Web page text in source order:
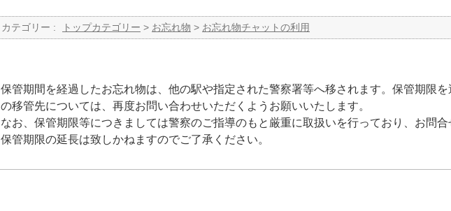
カテゴリー : トップカテゴリー > お忘れ物 > お忘れ物チャットの利用
保管期間を経過したお忘れ物は、他の駅や指定された警察署等へ移されます。保管期限
の移管先については、再度お問い合わせいただくようお願いいたします。
なお、保管期限等につきましては警察のご指導のもと厳重に取扱いを行っており、お問
保管期限の延長は致しかねますのでご了承ください。